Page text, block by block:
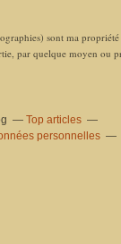
sont ma
par quelque moyen ou
Top articles
personnelles